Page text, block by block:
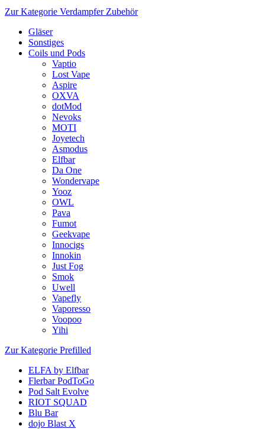
Zur Kategorie Verdampfer Zubehör
Gläser
Sonstiges
Coils und Pods
Vaptio
Lost Vape
Aspire
OXVA
dotMod
Nevoks
MOTI
Joyetech
Asmodus
Elfbar
Da One
Wondervape
Yooz
OWL
Pava
Fumot
Geekvape
Innocigs
Innokin
Just Fog
Smok
Uwell
Vapefly
Vaporesso
Voopoo
Yihi
Zur Kategorie Prefilled
ELFA by Elfbar
Flerbar PodToGo
Pod Salt Evolve
RIOT SQUAD
Blu Bar
dojo Blast X